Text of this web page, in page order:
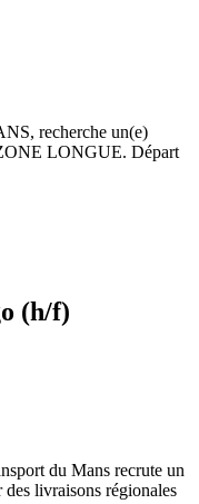
recherche un(e)
LONGUE. Départ
(h/f)
du Mans recrute un
livraisons régionales